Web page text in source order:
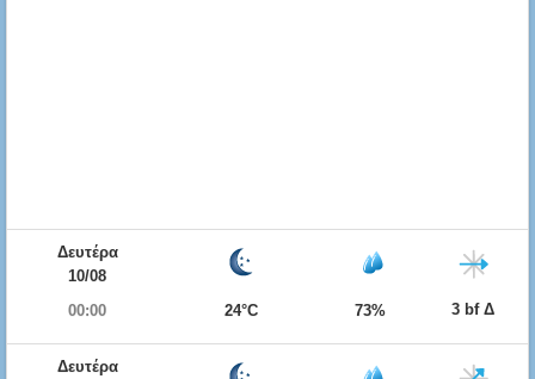
Δευτέρα
10/08
00:00
24°C 73% 3 bf Δ
Δευτέρα